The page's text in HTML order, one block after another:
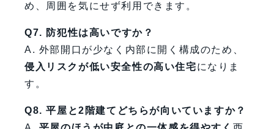
め、周囲を気にせず利用できます。
Q7. 防犯性は高いですか？
A. 外部開口が少なく内部に開く構成のため、
侵入リスクが低い安全性の高い住宅になりま
す。
Q8. 平屋と2階建てどちらが向いていますか？